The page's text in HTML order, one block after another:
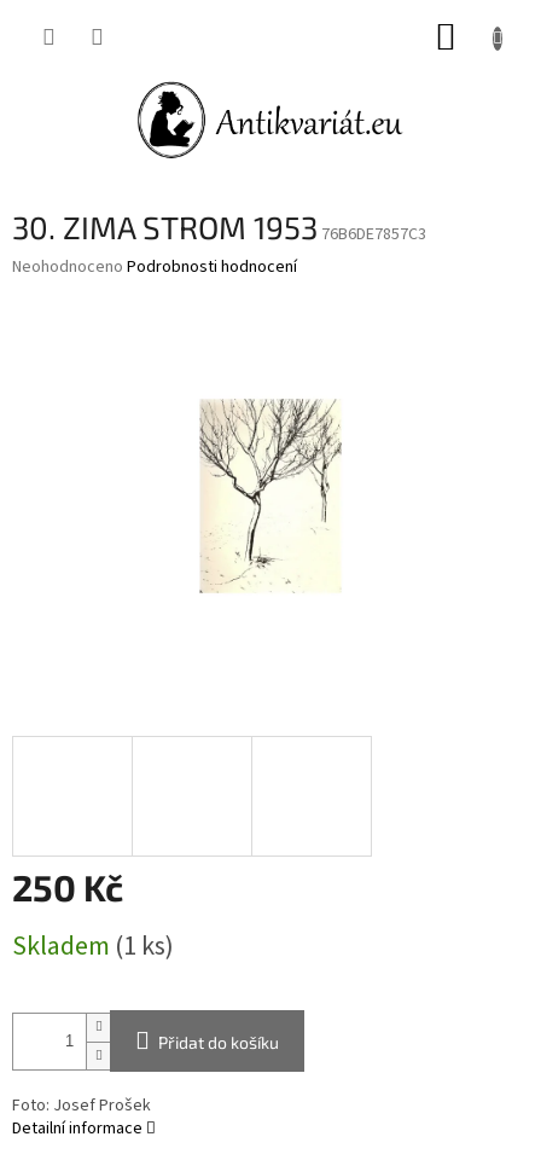
30. ZIMA STROM 1953 76B6DE7857C3
Průměrné
Neohodnoceno Podrobnosti hodnocení
250 Kč
cena:
Skladem (1 ks)
Přidat do košíku
Foto: Josef Prošek
Detailní informace